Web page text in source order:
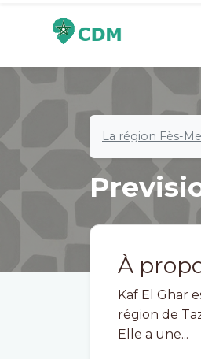
La région Fès-
À
Kaf El Ghar
région de
Elle a une...